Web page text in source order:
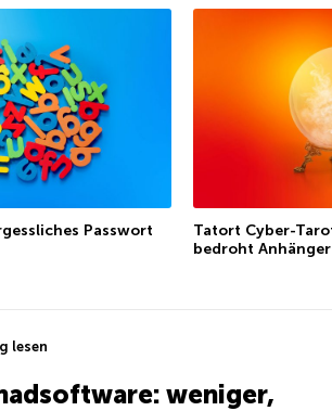
Passwort
Tatort Cyber-
bedroht
lesen
weniger,